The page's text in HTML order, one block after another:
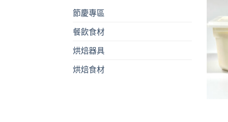
節慶專區
餐飲食材
烘焙器具
烘焙食材